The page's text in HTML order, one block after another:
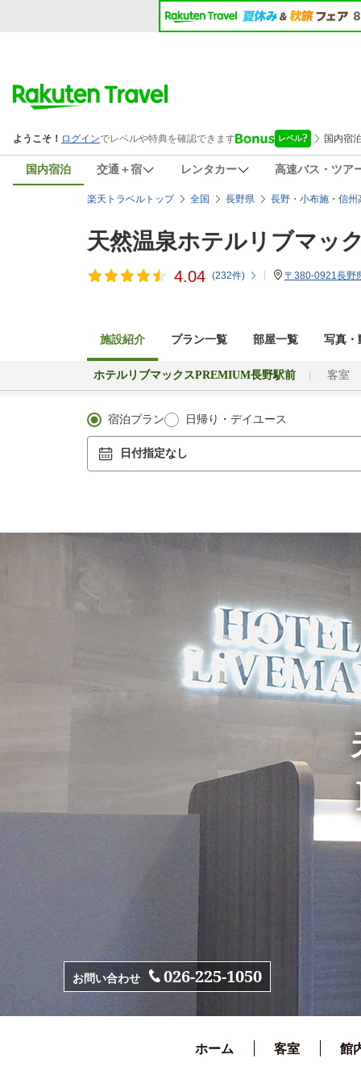
国内宿泊 交通＋宿 レンタカー 高速バス・ツア
楽天トラベルトップ 全国 長野県 長野・小布施・信
天然温泉ホテルリブマッ
4.04 (232件) 〒380-0921長野
施設紹介 プラン一覧 部屋一覧 写真・
ホテルリブマックスPREMIUM長野駅前 客室
宿泊プラン 日帰り・デイユース
日付指定なし
お問い合わせ 026-225-1050
ホーム 客室 館